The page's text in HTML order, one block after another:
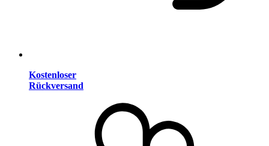
Kostenloser
Rückversand